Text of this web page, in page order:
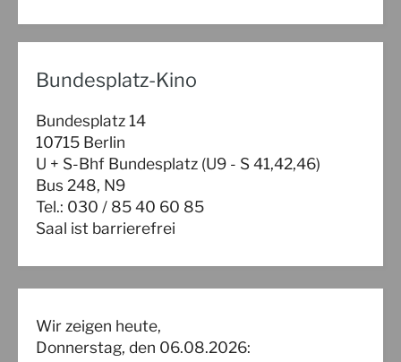
Bundesplatz-Kino
Bundesplatz 14
10715 Berlin
U + S-Bhf Bundesplatz (U9 - S 41,42,46)
Bus 248, N9
Tel.: 030 / 85 40 60 85
Saal ist barrierefrei
Wir zeigen heute,
Donnerstag, den 06.08.2026: